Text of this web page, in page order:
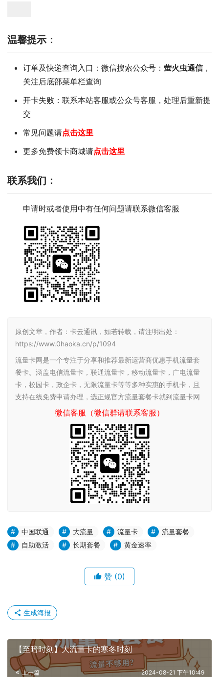
温馨提示：
订单及快递查询入口：微信搜索公众号： 萤火虫通信，
关注后底部菜单栏查询
开卡失败：联系本站客服或公众号客服，处理后重新提
交
常见问题请点击这里
更多免费领卡商城请点击这里
联系我们 ：
申请时或者使用中有任何问题请联系微信客服
原创文章，作者：卡云通讯，如若转载，请注明出处：
https://www.0haoka.cn/p/1094
流量卡网是一个专注于分享和推荐最新运营商优惠手机流量套
餐卡。涵盖电信流量卡，联通流量卡，移动流量卡，广电流量
卡，校园卡，政企卡，无限流量卡等等多种实惠的手机卡，且
支持在线免费申请办理，选正规官方流量套餐卡就到流量卡网
微信客服（微信群请联系客服）
中国联通 大流量 流量卡
流量套餐
自助激活
长期套餐 黄金速率
赞 (0)
生成海报
【至暗时刻】大流量卡的寒冬时刻
上一篇 2024-08-21 下午10:49